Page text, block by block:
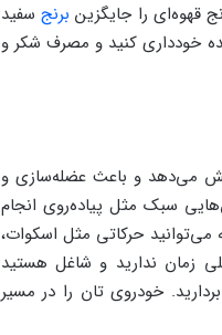
قهوه‌ای را جایگزین برنج سفید
خودداری کنید و مصرف شکر و
می‌دهد و باعث عضله‌سازی و
سبک مثل پیاده‌روی انجام
حرکاتی مثل اسکوات،
زمان ندارید و شاغل هستید
برای مثال ۱۰ هزار قدم در روز بردارید. خودروی تان را در مسیر